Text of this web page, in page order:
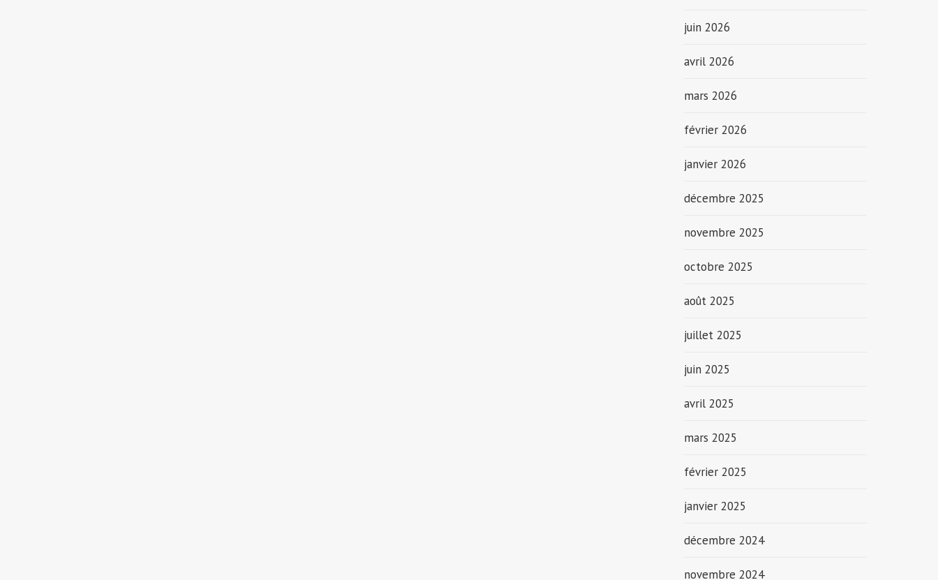
juin 2026
avril 2026
mars 2026
février 2026
janvier 2026
décembre 2025
novembre 2025
octobre 2025
août 2025
juillet 2025
juin 2025
avril 2025
mars 2025
février 2025
janvier 2025
décembre 2024
novembre 2024